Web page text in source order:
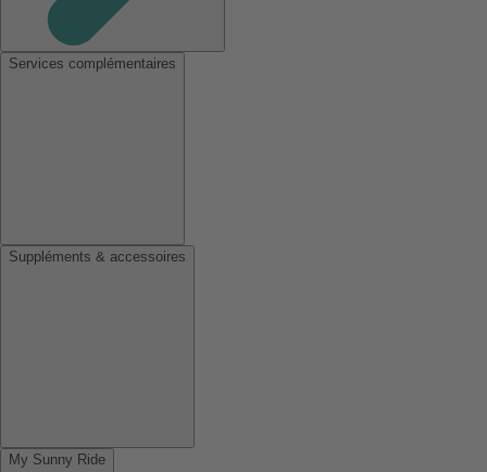
Services complémentaires
Suppléments & accessoires
My Sunny Ride